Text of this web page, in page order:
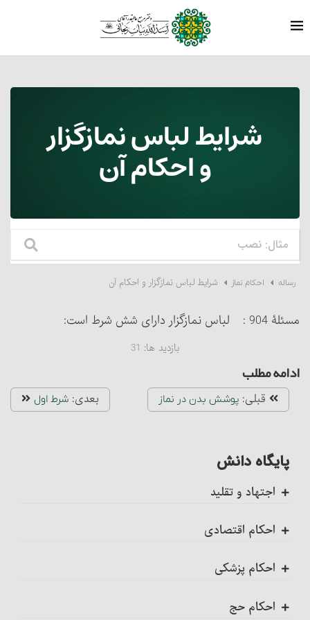
شرایط لباس نمازگزار
و احکام آن
رساله احکام نماز شرایط لباس نمازگزار و احکام آن
مسئلۀ 904 : لباس نمازگزار دارای شش شرط است:
بازدید ها: 31
ادامه مطلب
قبلی: پوشش بدن در نماز بعدی: شرط اول
پایگاه دانش
اجتهاد و تقلید
احکام اقتصادی
احکام پزشکی
احکام حج